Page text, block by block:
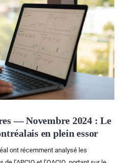
— Novembre 2024 : Le
en plein essor
ont récemment analysé les